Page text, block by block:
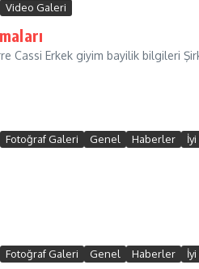
Video Galeri
Erkek giyim bayilik bilgileri
Fotoğraf Galeri Genel Haberler
Fotoğraf Galeri Genel Haberler